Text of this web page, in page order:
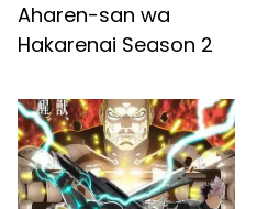
Aharen-san wa
Hakarenai Season 2